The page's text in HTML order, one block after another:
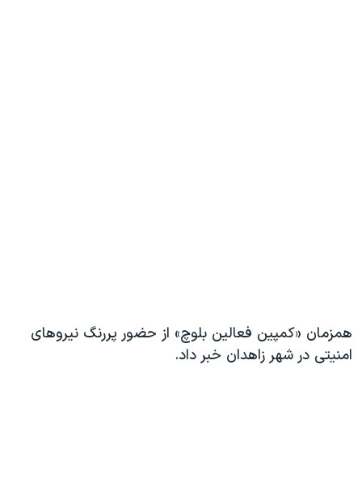
همزمان «کمپین فعالین بلوچ» از حضور پررنگ نیروهای
امنیتی در شهر زاهدان خبر داد.